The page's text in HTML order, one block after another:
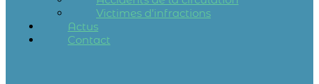
Victimes d’infractions
Actus
Contact